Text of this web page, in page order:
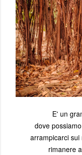
E' un
dove
arrampicarci
rimanere